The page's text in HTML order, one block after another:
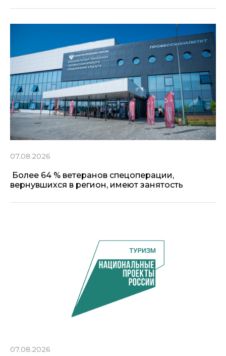
07.08.2026
Более 64 % ветеранов спецоперации,
вернувшихся в регион, имеют занятость
07.08.2026